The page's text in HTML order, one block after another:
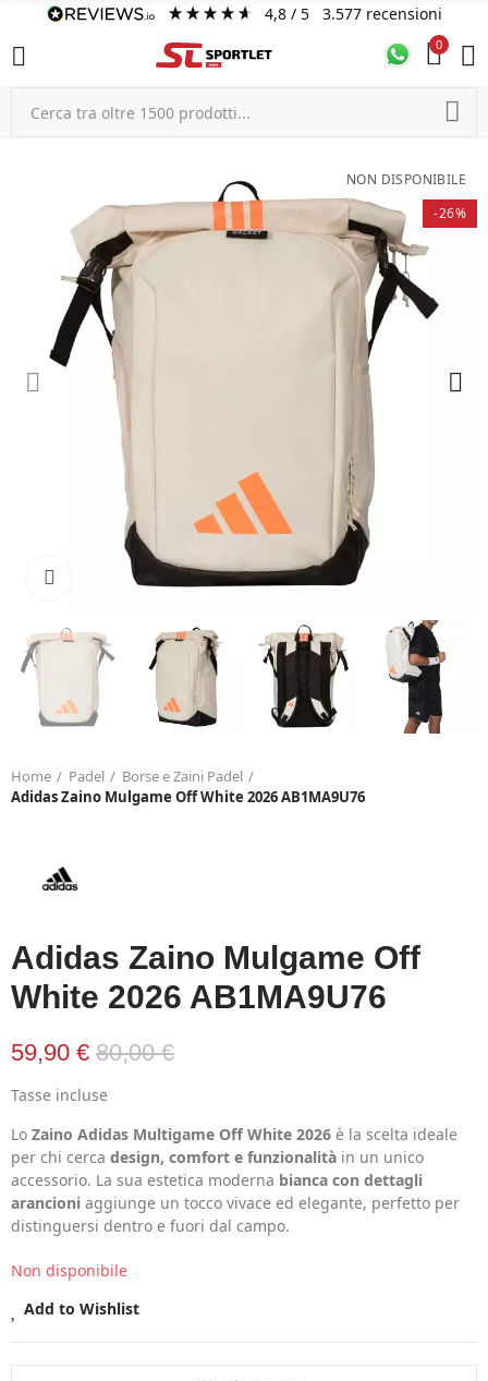
4,8/ 5 3.577 recensioni
0
NON DISPONIBILE
-26%
Click to enlarge
Home Padel
Borse e Zaini Padel
Adidas Zaino Mulgame Off White 2026 AB1MA9U76
Adidas Zaino Mulgame Off
White 2026 AB1MA9U76
59,90 € 80,00 €
Tasse incluse
Lo Zaino Adidas Multigame Off White 2026 è la scelta ideale
per chi cerca design, comfort e funzionalità in un unico
accessorio. La sua estetica moderna bianca con dettagli
arancioni aggiunge un tocco vivace ed elegante, perfetto per
distinguersi dentro e fuori dal campo.
Non disponibile
Add to Wishlist